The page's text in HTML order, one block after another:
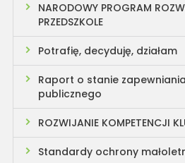
NARODOWY PROGRAM
PRZEDSZKOLE
Potrafię, decyduję, działam
Raport o stanie
publicznego
ROZWIJANIE KOMPETENCJI
Standardy ochrony